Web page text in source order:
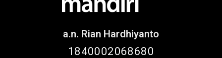
a.n. Rian Hardhiyanto
1840002068680